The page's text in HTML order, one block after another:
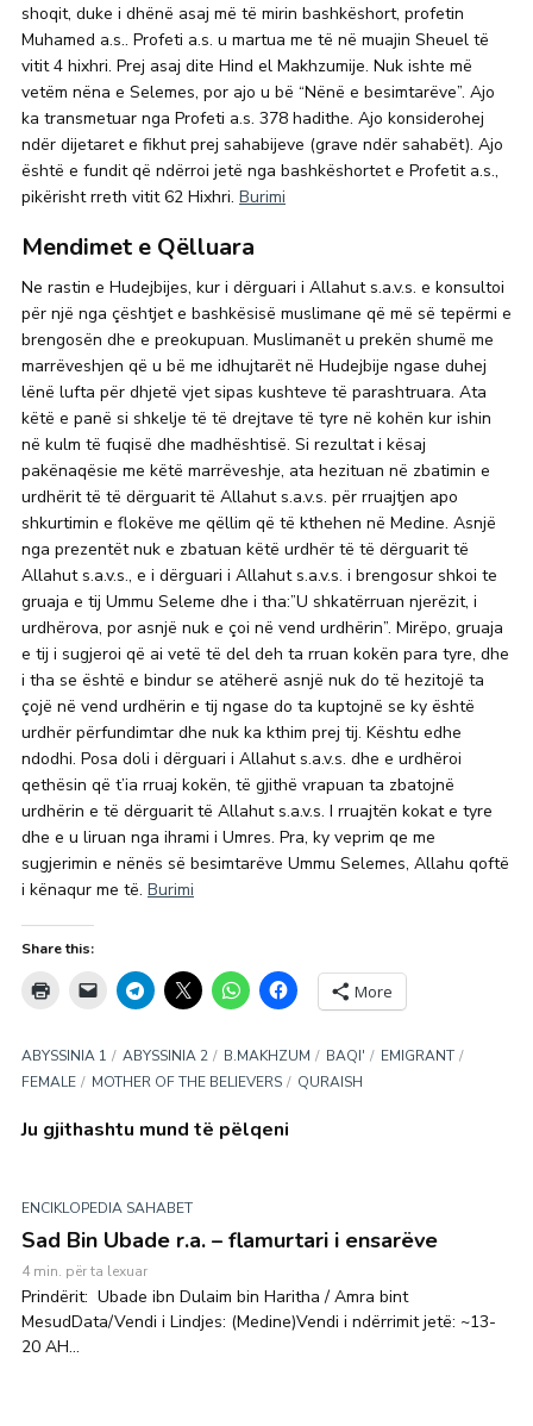
shoqit, duke i dhënë asaj më të mirin bashkëshort, profetin
Muhamed a.s.. Profeti a.s. u martua me të në muajin Sheuel të
vitit 4 hixhri. Prej asaj dite Hind el Makhzumije. Nuk ishte më
vetëm nëna e Selemes, por ajo u bë “Nënë e besimtarëve”. Ajo
ka transmetuar nga Profeti a.s. 378 hadithe. Ajo konsiderohej
ndër dijetaret e fikhut prej sahabijeve (grave ndër sahabët). Ajo
është e fundit që ndërroi jetë nga bashkëshortet e Profetit a.s.,
pikërisht rreth vitit 62 Hixhri. Burimi
Mendimet e Qëlluara
Ne rastin e Hudejbijes, kur i dërguari i Allahut s.a.v.s. e konsultoi
për një nga çështjet e bashkësisë muslimane që më së tepërmi e
brengosën dhe e preokupuan. Muslimanët u prekën shumë me
marrëveshjen që u bë me idhujtarët në Hudejbije ngase duhej
lënë lufta për dhjetë vjet sipas kushteve të parashtruara. Ata
këtë e panë si shkelje të të drejtave të tyre në kohën kur ishin
në kulm të fuqisë dhe madhështisë. Si rezultat i kësaj
pakënaqësie me këtë marrëveshje, ata hezituan në zbatimin e
urdhërit të të dërguarit të Allahut s.a.v.s. për rruajtjen apo
shkurtimin e flokëve me qëllim që të kthehen në Medine. Asnjë
nga prezentët nuk e zbatuan këtë urdhër të të dërguarit të
Allahut s.a.v.s., e i dërguari i Allahut s.a.v.s. i brengosur shkoi te
gruaja e tij Ummu Seleme dhe i tha:”U shkatërruan njerëzit, i
urdhërova, por asnjë nuk e çoi në vend urdhërin”. Mirëpo, gruaja
e tij i sugjeroi që ai vetë të del deh ta rruan kokën para tyre, dhe
i tha se është e bindur se atëherë asnjë nuk do të hezitojë ta
çojë në vend urdhërin e tij ngase do ta kuptojnë se ky është
urdhër përfundimtar dhe nuk ka kthim prej tij. Kështu edhe
ndodhi. Posa doli i dërguari i Allahut s.a.v.s. dhe e urdhëroi
qethësin që t’ia rruaj kokën, të gjithë vrapuan ta zbatojnë
urdhërin e të dërguarit të Allahut s.a.v.s. I rruajtën kokat e tyre
dhe e u liruan nga ihrami i Umres. Pra, ky veprim qe me
sugjerimin e nënës së besimtarëve Ummu Selemes, Allahu qoftë
i kënaqur me të. Burimi
Share this:
More
ABYSSINIA 1 ABYSSINIA 2 B.MAKHZUM BAQI'
EMIGRANT
FEMALE
MOTHER OF THE BELIEVERS QURAISH
Ju gjithashtu mund të pëlqeni
ENCIKLOPEDIA SAHABET
Sad Bin Ubade r.a. – flamurtari i ensarëve
4 min. për ta lexuar
Prindërit: Ubade ibn Dulaim bin Haritha / Amra bint
MesudData/Vendi i Lindjes: (Medine)Vendi i ndërrimit jetë: ~13-
20 AH...